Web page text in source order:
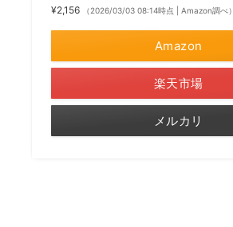
¥2,156 （2026/03/03 08:14時点 | Amazon調べ）
Amazon
楽天市場
メルカリ